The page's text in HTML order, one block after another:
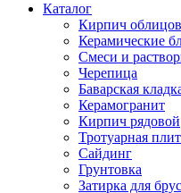
Каталог
Кирпич
Керамические
Смеси и
Черепица
Баварская
Керамогранит
Кирпич рядовой
Тротуарная
Сайдинг
Грунтовка
Затирка для